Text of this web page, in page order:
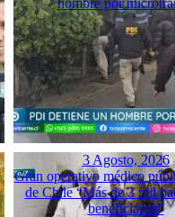
hombre por
3 Agosto, 2026
Gran operativo médico
de Chile “Más de 3 mil
beneficiaron”